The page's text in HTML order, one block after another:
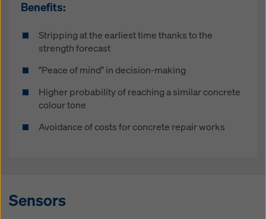
Benefits:
Stripping at the earliest time thanks to the
strength forecast
"Peace of mind" in decision-making
Higher probability of reaching a similar concrete
colour tone
Avoidance of costs for concrete repair works
Sensors